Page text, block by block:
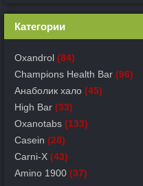
Категории
Oxandrol (84)
Champions Health Bar (96)
Анаболик хало (45)
High Bar (33)
Oxanotabs (133)
Casein (28)
Carni-X (43)
Amino 1900 (37)